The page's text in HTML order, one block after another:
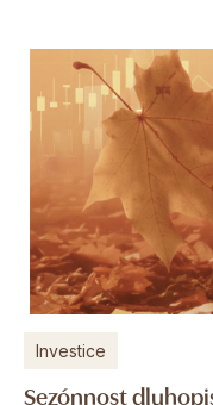
Investice
Sezónnost